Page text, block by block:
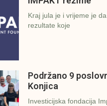
Kraj jula je i vrijeme je
rezultate koje
Podržano 9
Konjica
Investicijska fondacija